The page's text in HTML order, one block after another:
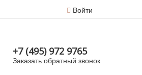
Войти
+7 (495) 972 9765
Заказать обратный звонок